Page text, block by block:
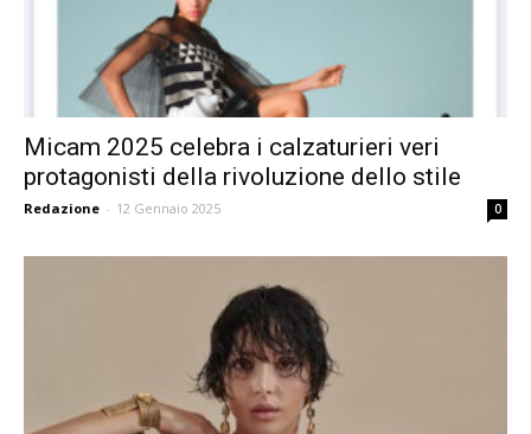
Micam 2025 celebra i calzaturieri veri
protagonisti della rivoluzione dello stile
Redazione - 12 Gennaio 2025 0